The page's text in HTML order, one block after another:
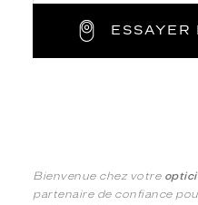
ESSAYER
Bienvenue chez votre
partenaire de confiance